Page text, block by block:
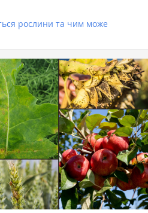
рослини та чим може